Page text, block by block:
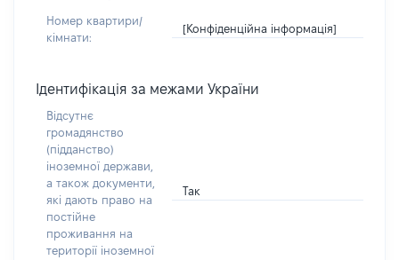
Номер квартири/
кімнати:
[Конфіденційна інформація]
Ідентифікація за межами України
Відсутнє
громадянство
(підданство)
іноземної держави,
а також документи,
які дають право на
постійне
проживання на
території іноземної
Так